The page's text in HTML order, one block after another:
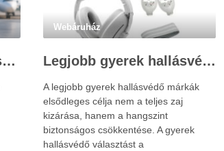
Utasbiztosítás extrém sportokra és krónikus betegségek esetén: mire figyelj utazás előtt?
Webáruház
Legjobb gyerek hallásvédő márkák: mire figyeljenek a szülők választáskor?
A legjobb gyerek hallásvédő márkák
elsődleges célja nem a teljes zaj
kizárása, hanem a hangszint
biztonságos csökkentése. A gyerek
hallásvédő választást a